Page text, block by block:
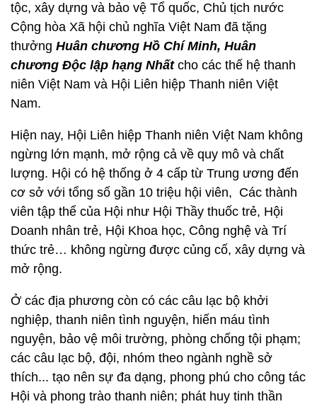
tộc, xây dựng và bảo vệ Tổ quốc, Chủ tịch nước
Cộng hòa Xã hội chủ nghĩa Việt Nam đã tặng
thưởng Huân chương Hồ Chí Minh, Huân
chương Độc lập hạng Nhấtcho các thế hệ thanh
niên Việt Nam và Hội Liên hiệp Thanh niên Việt
Nam.
Hiện nay, Hội Liên hiệp Thanh niên Việt Nam không
ngừng lớn mạnh, mở rộng cả về quy mô và chất
lượng. Hội có hệ thống ở 4 cấp từ Trung ương đến
cơ sở với tổng số gần 10 triệu hội viên, Các thành
viên tập thể của Hội như Hội Thầy thuốc trẻ, Hội
Doanh nhân trẻ, Hội Khoa học, Công nghệ và Trí
thức trẻ… không ngừng được củng cố, xây dựng và
mở rộng.
Ở các địa phương còn có các câu lạc bộ khởi
nghiệp, thanh niên tình nguyện, hiến máu tình
nguyện, bảo vệ môi trường, phòng chống tội phạm;
các câu lạc bộ, đội, nhóm theo ngành nghề sở
thích... tạo nên sự đa dạng, phong phú cho công tác
Hội và phong trào thanh niên; phát huy tinh thần